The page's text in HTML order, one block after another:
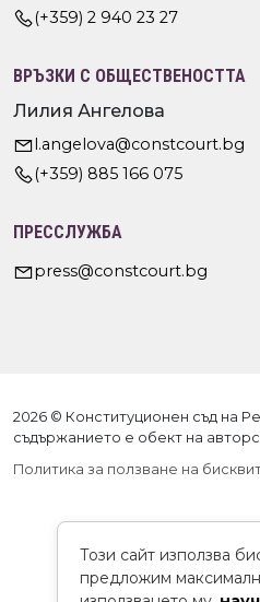
(+359) 2 940 23 27
ВРЪЗКИ С ОБЩЕСТВЕНОСТТА
Лилия Ангелова
l.angelova@constcourt.bg
(+359) 885 166 075
ПРЕССЛУЖБА
press@constcourt.bg
2026 © Конституционен съд на
съдържанието е обект на
Политика за ползване на
Този сайт използва
предложим